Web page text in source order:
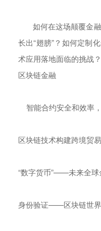
如何在这场颠覆金融
长出“翅膀”？如何定制
术应用落地面临的挑战？
区块链金融
智能合约安全和效率
区块链技术构建跨境贸
“数字货币”——未来全球
身份验证——区块链世界